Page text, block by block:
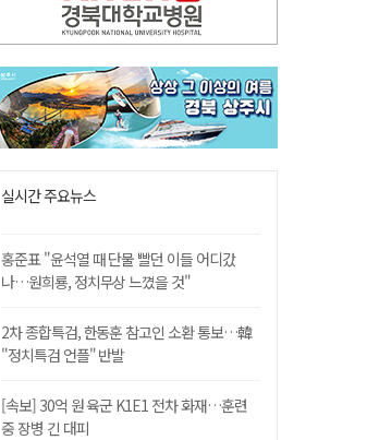
실시간 주요뉴스
홍준표 "윤석열 때 단물 빨던 이들 어디갔
나…원희룡, 정치무상 느꼈을 것"
2차 종합특검, 한동훈 참고인 소환 통보…韓
"정치특검 언플" 반발
[속보] 30억 원 육군 K1E1 전차 화재…훈련
중 장병 긴 대피